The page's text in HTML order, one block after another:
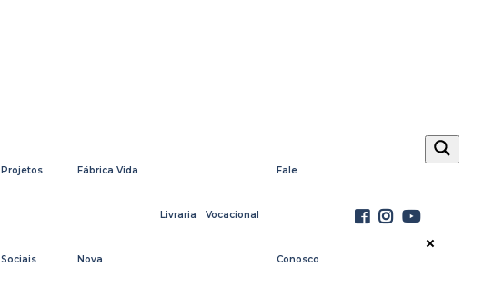
Projetos
Sociais
Fábrica Vida
Nova
Livraria Vocacional
Fale
Conosco